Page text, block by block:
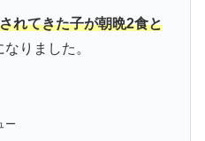
れてきた子が朝晩2食と
りました。
ー